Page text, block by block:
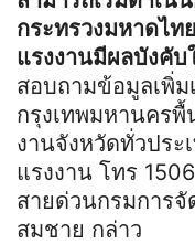
กระทรวงมหาดไท
แรงงานมีผลบังคับ
สอบถามข้อมูลเพิ่
กรุงเทพมหานคร
งานจังหวัดทั่วประ
แรงงาน โทร
สายด่วนกรมการจั
สมชาย กล่าว